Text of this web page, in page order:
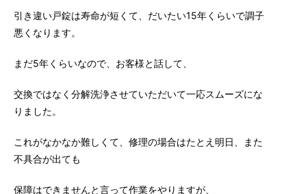
引き違い戸錠は寿命が短くて、だいたい15年くらいで調子
悪くなります。
まだ5年くらいなので、お客様と話して、
交換ではなく分解洗浄させていただいて一応スムーズにな
りました。
これがなかなか難しくて、修理の場合はたとえ明日、また
不具合が出ても
保障はできませんと言って作業をやりますが、